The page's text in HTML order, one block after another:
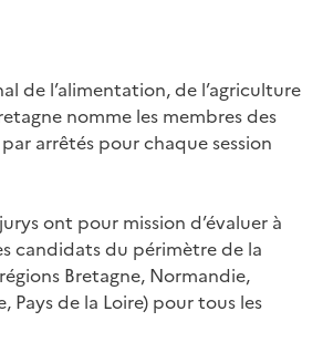
de l’alimentation, de l’agriculture
nomme les membres des
arrêtés pour chaque session
ont pour mission d’évaluer à
candidats du périmètre de la
Bretagne, Normandie,
Pays de la Loire) pour tous les